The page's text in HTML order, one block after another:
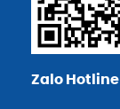
Zalo Hotline